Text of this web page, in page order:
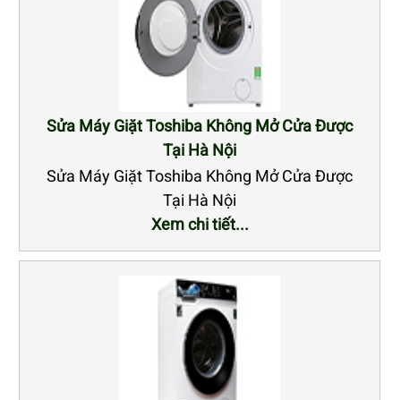
Sửa Máy Giặt Toshiba Không Mở Cửa Được
Tại Hà Nội
Sửa Máy Giặt Toshiba Không Mở Cửa Được
Tại Hà Nội
Xem chi tiết...